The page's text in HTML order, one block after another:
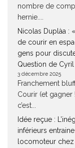
nombre de
hernie....
Nicolas Duplàa :
de courir en
gens pour
Question de
3 décembre 2025
Franchement
Courir (et gagner
c’est...
Idée reçue :
inférieurs
locomoteur